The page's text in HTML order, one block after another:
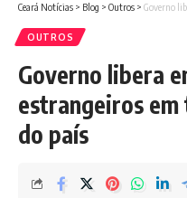
Ceará Notícias > Blog > Outros > Governo
OUTROS
Governo libera
estrangeiros
do país